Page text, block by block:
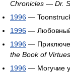
Chronicles — Dr.
1996 —
1996 —
1996 —
the Book of Virtues
1996 — Могучие